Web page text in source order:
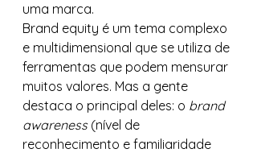
uma marca.
Brand equity é um tema complexo
e multidimensional que se utiliza de
ferramentas que podem mensurar
muitos valores. Mas a gente
destaca o principal deles: o brand
awareness (nível de
reconhecimento e familiaridade